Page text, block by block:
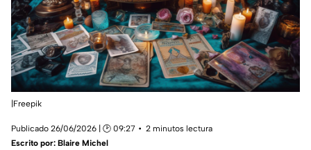
|Freepik
Publicado 26/06/2026 | 🕑 09:27
2 minutos lectura
Escrito por: Blaire Michel